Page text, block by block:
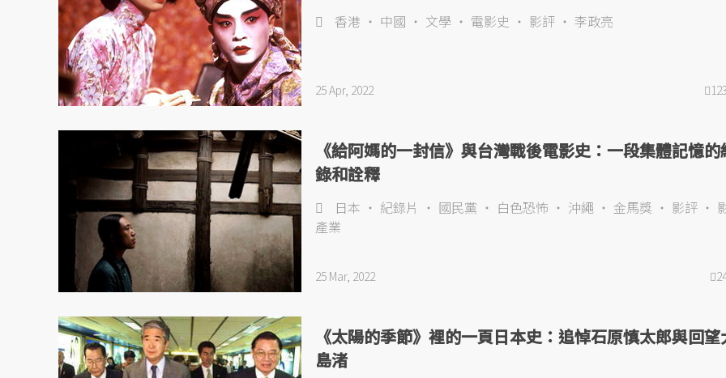
香港 中國 文學 電影史 影評 李政亮
25 Apr, 2022
《給阿媽的一封信》與台灣戰後電影史：一段集體記憶的
錄和詮釋
日本 紀錄片 國民黨 白色恐怖 沖繩 金馬獎 影評
產業
25 Mar, 2022
《太陽的季節》裡的一頁日本史：追悼石原慎太郎與回望
島渚